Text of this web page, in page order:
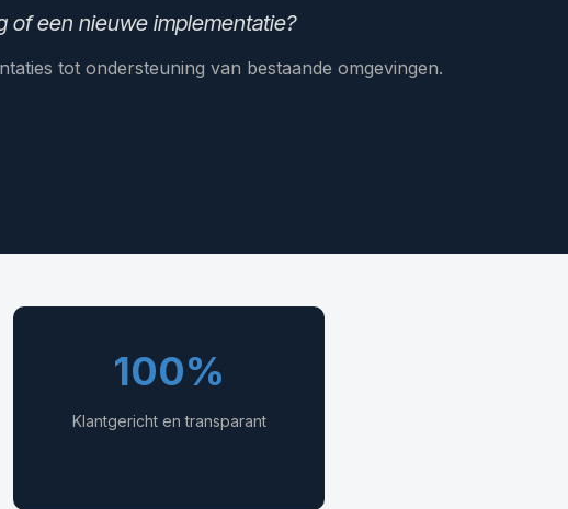
een nieuwe implementatie?
tot ondersteuning van bestaande omgevingen.
100%
Klantgericht en transparant